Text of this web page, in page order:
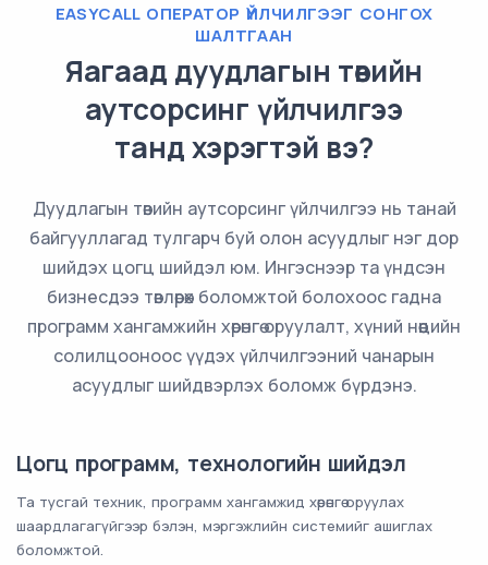
EASYCALL ОПЕРАТОР ҮЙЛЧИЛГЭЭГ СОНГОХ
ШАЛТГААН
Яагаад дуудлагын төвийн
аутсорсинг үйлчилгээ
танд хэрэгтэй вэ?
Дуудлагын төвийн аутсорсинг үйлчилгээ нь танай
байгууллагад тулгарч буй олон асуудлыг нэг дор
шийдэх цогц шийдэл юм. Ингэснээр та үндсэн
бизнесдээ төвлөрөх боломжтой болохоос гадна
программ хангамжийн хөрөнгө оруулалт, хүний нөөцийн
солилцооноос үүдэх үйлчилгээний чанарын
асуудлыг шийдвэрлэх боломж бүрдэнэ.
Цогц программ, технологийн шийдэл
Та тусгай техник, программ хангамжид хөрөнгө оруулах
шаардлагагүйгээр бэлэн, мэргэжлийн системийг ашиглах
боломжтой.